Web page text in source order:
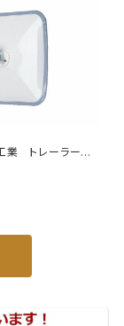
業 トレーラーミ
NS角型